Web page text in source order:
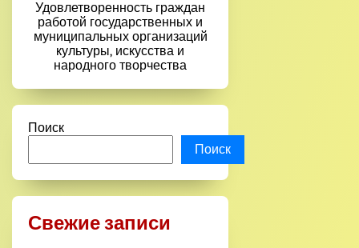
Удовлетворенность граждан
работой государственных и
муниципальных организаций
культуры, искусства и
народного творчества
Поиск
Поиск
Свежие записи